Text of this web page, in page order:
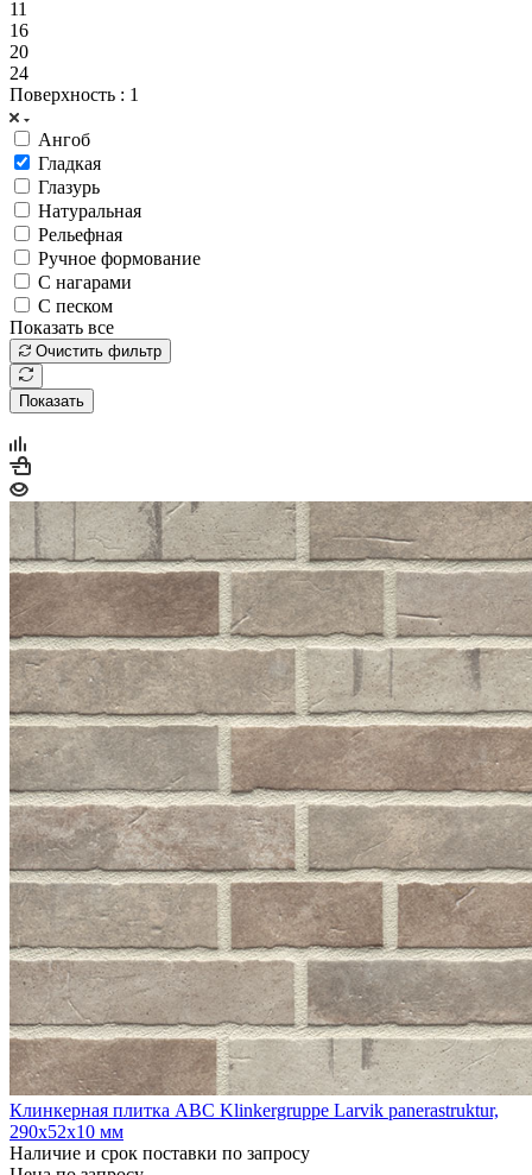
11
16
20
24
Поверхность : 1
Ангоб
Гладкая
Глазурь
Натуральная
Рельефная
Ручное формование
С нагарами
С песком
Показать все
Очистить фильтр
Показать
Клинкерная плитка ABC Klinkergruppe Larvik panerastruktur,
290х52х10 мм
Наличие и срок поставки по запросу